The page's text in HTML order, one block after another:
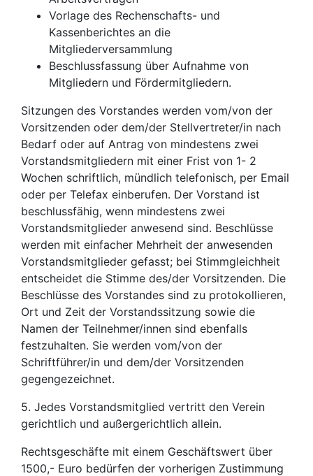
Vorlage des Rechenschafts- und
Kassenberichtes an die
Mitgliederversammlung
Beschlussfassung über Aufnahme von
Mitgliedern und Fördermitgliedern.
Sitzungen des Vorstandes werden vom/von der
Vorsitzenden oder dem/der Stellvertreter/in nach
Bedarf oder auf Antrag von mindestens zwei
Vorstandsmitgliedern mit einer Frist von 1- 2
Wochen schriftlich, mündlich telefonisch, per Email
oder per Telefax einberufen. Der Vorstand ist
beschlussfähig, wenn mindestens zwei
Vorstandsmitglieder anwesend sind. Beschlüsse
werden mit einfacher Mehrheit der anwesenden
Vorstandsmitglieder gefasst; bei Stimmgleichheit
entscheidet die Stimme des/der Vorsitzenden. Die
Beschlüsse des Vorstandes sind zu protokollieren,
Ort und Zeit der Vorstandssitzung sowie die
Namen der Teilnehmer/innen sind ebenfalls
festzuhalten. Sie werden vom/von der
Schriftführer/in und dem/der Vorsitzenden
gegengezeichnet.
5. Jedes Vorstandsmitglied vertritt den Verein
gerichtlich und außergerichtlich allein.
Rechtsgeschäfte mit einem Geschäftswert über
1500,- Euro bedürfen der vorherigen Zustimmung